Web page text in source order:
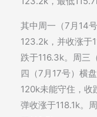
其中周一（7月14
123.2k，并收涨于
跌于116.3k。周三
四（7月17号）横
120k未能守住，收
弹收涨于118.1k。